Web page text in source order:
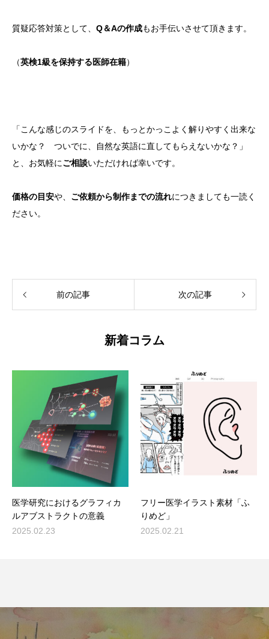
質疑応答対策として、 Q＆Aの作成もお手伝いさせて頂きます。
（英検1級を保持する医師在籍）
「こんな感じのスライドを、もっとかっこよく解りやすく出来な
いかな？ ついでに、自然な英語に直してもらえないかな？」
と、お気軽にご相談いただければ幸いです。
価格の目安や、 ご依頼から制作までの流れにつきましても一読く
ださい。
前の記事 次の記事
新着コラム
医学研究におけるグラフィカ
ルアブストラクトの意義
2025.02.23
フリー医学イラスト素材「ふ
りめど」
2025.02.21